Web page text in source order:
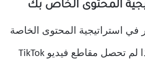
في استراتيجية المحتوى الخاصة
بك على TikTok. إذا لم تحصل مقاطع فيديو TikTok